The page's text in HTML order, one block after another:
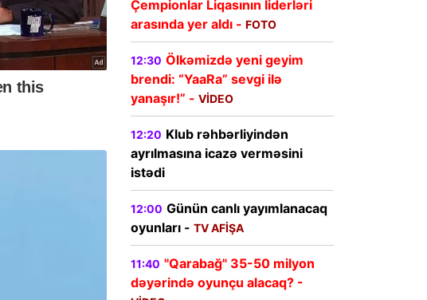
Çempionlar Liqasının liderləri
arasında yer aldı - FOTO
12:30 Ölkəmizdə yeni geyim
brendi: “YaaRa” sevgi ilə
yanaşır!” - VİDEO
12:20 Klub rəhbərliyindən
ayrılmasına icazə verməsini
istədi
12:00 Günün canlı yayımlanacaq
oyunları - TV AFİŞA
11:40 "Qarabağ" 35-50 milyon
dəyərində oyunçu alacaq? -